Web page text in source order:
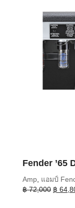
Fender ’65
Amp, แอมป์
฿72,000 ฿